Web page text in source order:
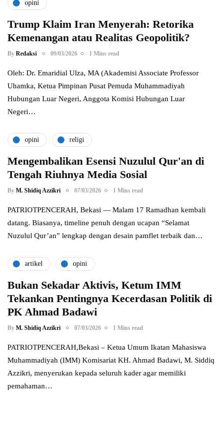
opini
Trump Klaim Iran Menyerah: Retorika
Kemenangan atau Realitas Geopolitik?
By Redaksi 09/03/2026 1 Mins read
Oleh: Dr. Emaridial Ulza, MA (Akademisi Associate Professor
Uhamka, Ketua Pimpinan Pusat Pemuda Muhammadiyah
Hubungan Luar Negeri, Anggota Komisi Hubungan Luar
Negeri…
opini religi
Mengembalikan Esensi Nuzulul Qur'an di
Tengah Riuhnya Media Sosial
By M. Shidiq Azzikri 07/03/2026 1 Mins read
PATRIOTPENCERAH, Bekasi — Malam 17 Ramadhan kembali
datang. Biasanya, timeline penuh dengan ucapan “Selamat
Nuzulul Qur’an” lengkap dengan desain pamflet terbaik dan…
artikel opini
Bukan Sekadar Aktivis, Ketum IMM
Tekankan Pentingnya Kecerdasan Politik di
PK Ahmad Badawi
By M. Shidiq Azzikri 07/03/2026 1 Mins read
PATRIOTPENCERAH,Bekasi – Ketua Umum Ikatan Mahasiswa
Muhammadiyah (IMM) Komisariat KH. Ahmad Badawi, M. Siddiq
Azzikri, menyerukan kepada seluruh kader agar memiliki
pemahaman…